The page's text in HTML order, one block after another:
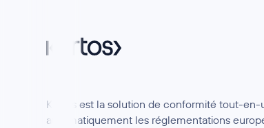
Kertos est la solution de conformité tout-
automatiquement les réglementations